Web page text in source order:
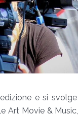
e si svolge
Art Movie & Music